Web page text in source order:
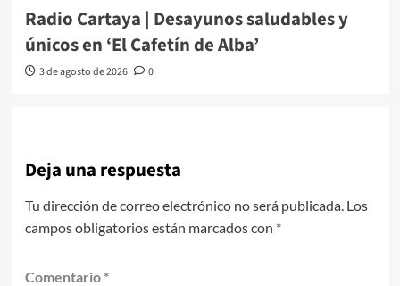
Radio Cartaya | Desayunos saludables y
únicos en ‘El Cafetín de Alba’
3 de agosto de 2026 0
Deja una respuesta
Tu dirección de correo electrónico no será publicada. Los
campos obligatorios están marcados con *
Comentario *